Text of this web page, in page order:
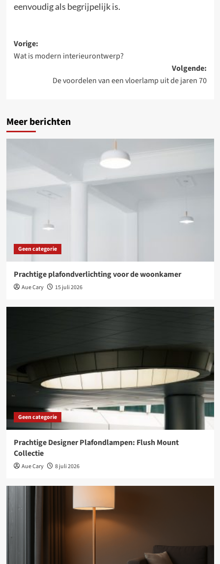
eenvoudig als begrijpelijk is.
Bericht
navigatie
Vorige:
Wat is modern interieurontwerp?
Volgende:
De voordelen van een vloerlamp uit de jaren 70
Meer berichten
Geen categorie
Prachtige plafondverlichting voor de woonkamer
Aue Cary 15 juli 2026
Geen categorie
Prachtige Designer Plafondlampen: Flush Mount
Collectie
Aue Cary 8 juli 2026